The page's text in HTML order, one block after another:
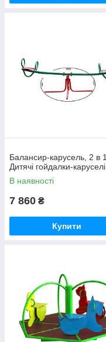
Балансир-карусель, 2 в 1.
Дитячі гойдалки-каруселі.
В наявності
7 860 ₴
Купити